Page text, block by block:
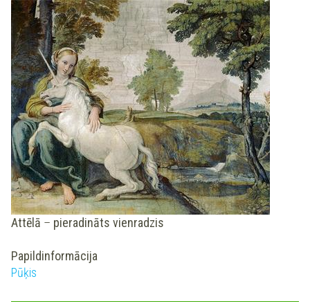
Attēlā – pieradināts vienradzis
Papildinformācija
Pūķis